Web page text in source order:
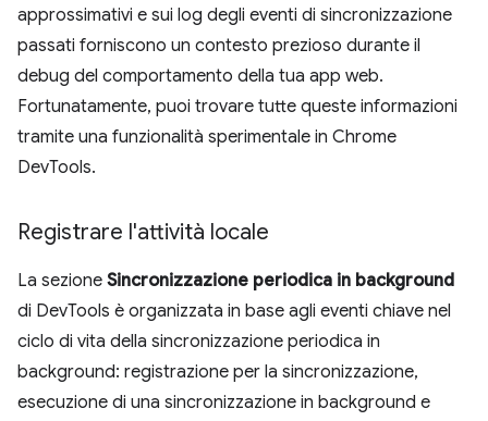
approssimativi e sui log degli eventi di sincronizzazione
passati forniscono un contesto prezioso durante il
debug del comportamento della tua app web.
Fortunatamente, puoi trovare tutte queste informazioni
tramite una funzionalità sperimentale in Chrome
DevTools.
Registrare l'attività locale
La sezione Sincronizzazione periodica in background
di DevTools è organizzata in base agli eventi chiave nel
ciclo di vita della sincronizzazione periodica in
background: registrazione per la sincronizzazione,
esecuzione di una sincronizzazione in background e